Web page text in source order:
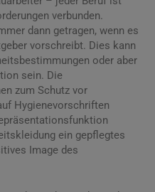
verbunden.
dann getragen, wenn es
vorschreibt. Dies kann
oder aber
sein. Die
zum Schutz vor
Hygienevorschriften
ein gepflegtes
Image des